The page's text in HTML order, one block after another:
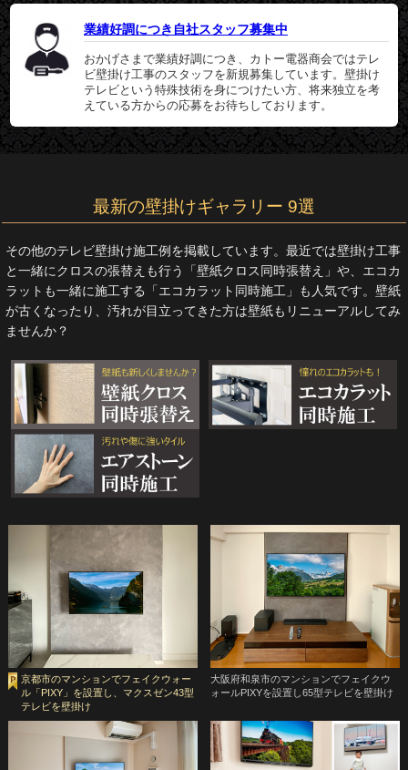
業績好調につき自社スタッフ募集中
おかげさまで業績好調につき、カトー電器商会ではテレ
ビ壁掛け工事のスタッフを新規募集しています。壁掛け
テレビという特殊技術を身につけたい方、将来独立を考
えている方からの応募をお待ちしております。
最新の壁掛けギャラリー 9選
その他のテレビ壁掛け施工例を掲載しています。最近では壁掛け工事
と一緒にクロスの張替えも行う「壁紙クロス同時張替え」や、エコカ
ラットも一緒に施工する「エコカラット同時施工」も人気です。壁紙
が古くなったり、汚れが目立ってきた方は壁紙もリニューアルしてみ
ませんか？
京都市のマンションでフェイクウォー
ル「PIXY」を設置し、マクスゼン43型
テレビを壁掛け
大阪府和泉市のマンションでフェイクウ
ォールPIXYを設置し65型テレビを壁掛け